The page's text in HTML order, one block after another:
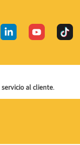
servicio al cliente.